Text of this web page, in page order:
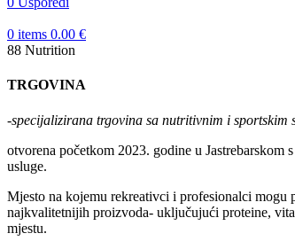
0 items 0.00 €
88 Nutrition
TRGOVINA
-specijalizirana trgovina sa nutritivnim i sportskim
otvorena početkom 2023. godine u
usluge.
Mjesto na kojemu rekreativci i profesionalci mogu
najkvalitetnijih proizvoda- uključujući proteine,
mjestu.